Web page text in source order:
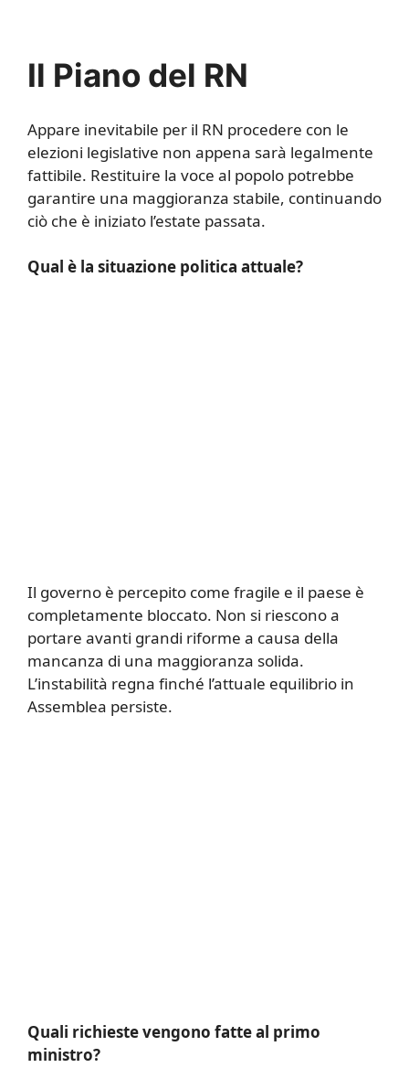
Il Piano del RN
Appare inevitabile per il RN procedere con le
elezioni legislative non appena sarà legalmente
fattibile. Restituire la voce al popolo potrebbe
garantire una maggioranza stabile, continuando
ciò che è iniziato l’estate passata.
Qual è la situazione politica attuale?
Il governo è percepito come fragile e il paese è
completamente bloccato. Non si riescono a
portare avanti grandi riforme a causa della
mancanza di una maggioranza solida.
L’instabilità regna finché l’attuale equilibrio in
Assemblea persiste.
Quali richieste vengono fatte al primo
ministro?